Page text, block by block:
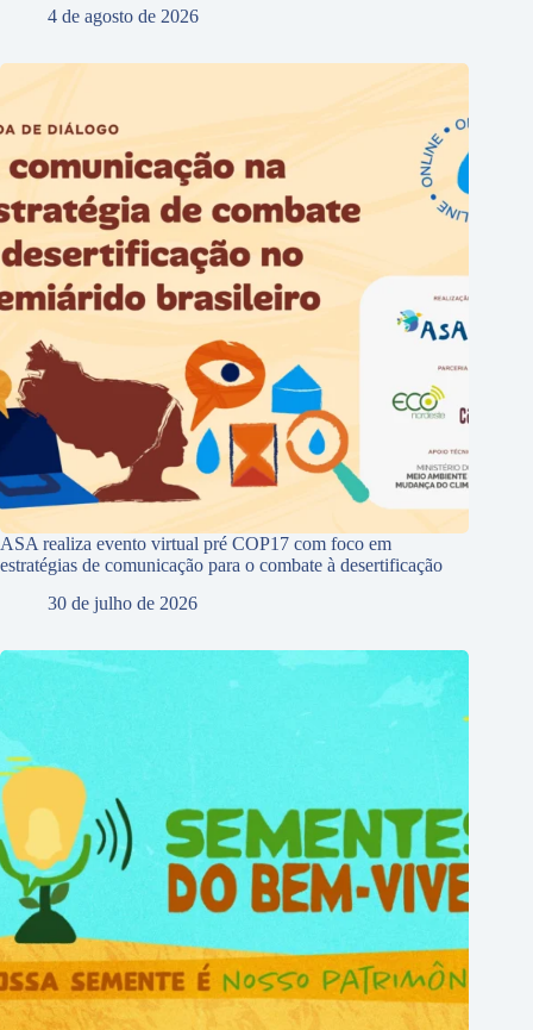
4 de agosto de 2026
ASA realiza evento virtual pré COP17 com foco em
estratégias de comunicação para o combate à desertificação
30 de julho de 2026